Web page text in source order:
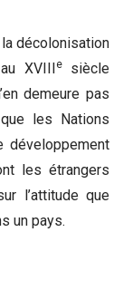
décolonisation
XVIII
esiècle
demeure pas
les Nations
développement
les étrangers
l’attitude que
un pays.